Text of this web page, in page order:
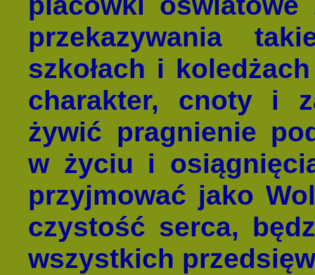
przekazywania
szkołach i
charakter, cnoty i
żywić pragnienie
w życiu i
przyjmować jako
czystość serca,
wszystkich